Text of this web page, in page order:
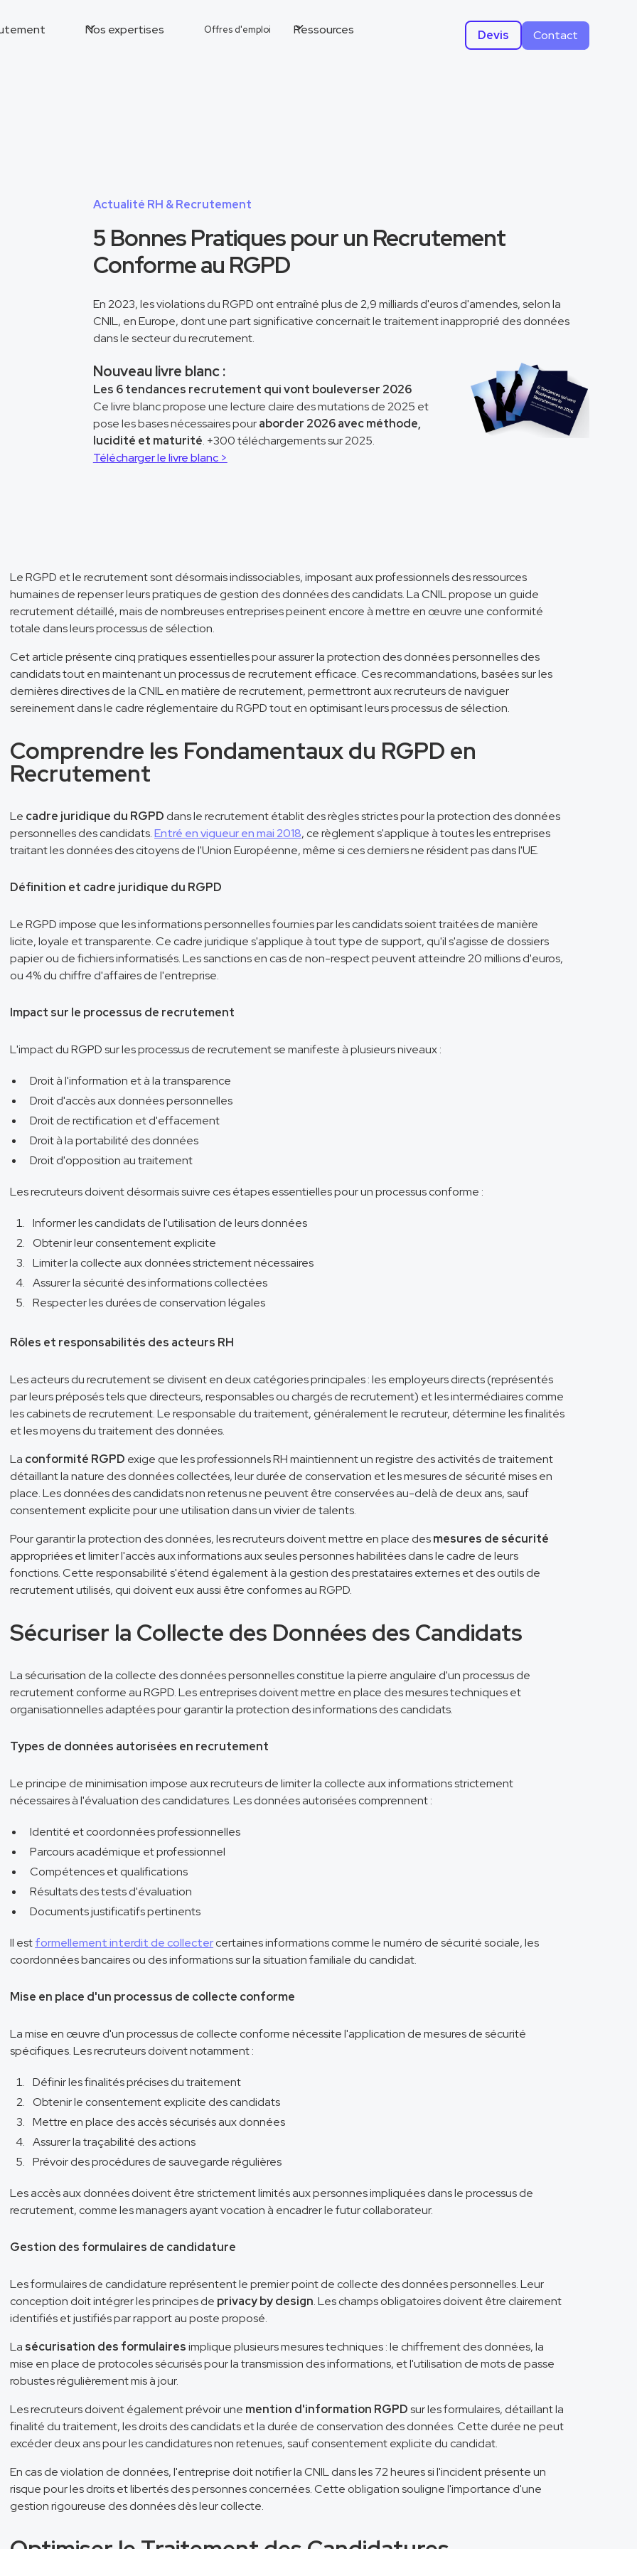
Nos expertises Offres d'emploi Ressources Devis Contact
Actualité RH & Recrutement
5 Bonnes Pratiques pour un Recrutement
Conforme au RGPD
En 2023, les violations du RGPD ont entraîné plus de 2,9 milliards d'euros d'amendes, selon la
CNIL, en Europe, dont une part significative concernait le traitement inapproprié des données
dans le secteur du recrutement.
Nouveau livre blanc :
Les 6 tendances recrutement qui vont bouleverser 2026
Ce livre blanc propose une lecture claire des mutations de 2025 et
pose les bases nécessaires pouraborder 2026 avec méthode,
lucidité et maturité. +300 téléchargements sur 2025.
Télécharger le livre blanc >
Le RGPD et le recrutement sont désormais indissociables, imposant aux professionnels des ressources
humaines de repenser leurs pratiques de gestion des données des candidats. La CNIL propose un guide
recrutement détaillé, mais de nombreuses entreprises peinent encore à mettre en œuvre une conformité
totale dans leurs processus de sélection.
Cet article présente cinq pratiques essentielles pour assurer la protection des données personnelles des
candidats tout en maintenant un processus de recrutement efficace. Ces recommandations, basées sur les
dernières directives de la CNIL en matière de recrutement, permettront aux recruteurs de naviguer
sereinement dans le cadre réglementaire du RGPD tout en optimisant leurs processus de sélection.
Comprendre les Fondamentaux du RGPD en
Recrutement
Le cadre juridique du RGPD dans le recrutement établit des règles strictes pour la protection des données
personnelles des candidats.Entré en vigueur en mai 2018, ce règlement s'applique à toutes les entreprises
traitant les données des citoyens de l'Union Européenne, même si ces derniers ne résident pas dans l'UE.
Définition et cadre juridique du RGPD
Le RGPD impose que les informations personnelles fournies par les candidats soient traitées de manière
licite, loyale et transparente. Ce cadre juridique s'applique à tout type de support, qu'il s'agisse de dossiers
papier ou de fichiers informatisés. Les sanctions en cas de non-respect peuvent atteindre 20 millions d'euros,
ou 4% du chiffre d'affaires de l'entreprise.
Impact sur le processus de recrutement
L'impact du RGPD sur les processus de recrutement se manifeste à plusieurs niveaux :
Droit à l'information et à la transparence
Droit d'accès aux données personnelles
Droit de rectification et d'effacement
Droit à la portabilité des données
Droit d'opposition au traitement
Les recruteurs doivent désormais suivre ces étapes essentielles pour un processus conforme :
Informer les candidats de l'utilisation de leurs données
Obtenir leur consentement explicite
Limiter la collecte aux données strictement nécessaires
Assurer la sécurité des informations collectées
Respecter les durées de conservation légales
Rôles et responsabilités des acteurs RH
Les acteurs du recrutement se divisent en deux catégories principales : les employeurs directs (représentés
par leurs préposés tels que directeurs, responsables ou chargés de recrutement) et les intermédiaires comme
les cabinets de recrutement. Le responsable du traitement, généralement le recruteur, détermine les finalités
et les moyens du traitement des données.
La conformité RGPD exige que les professionnels RH maintiennent un registre des activités de traitement
détaillant la nature des données collectées, leur durée de conservation et les mesures de sécurité mises en
place. Les données des candidats non retenus ne peuvent être conservées au-delà de deux ans, sauf
consentement explicite pour une utilisation dans un vivier de talents.
Pour garantir la protection des données, les recruteurs doivent mettre en place desmesures de sécurité
appropriées et limiter l'accès aux informations aux seules personnes habilitées dans le cadre de leurs
fonctions. Cette responsabilité s'étend également à la gestion des prestataires externes et des outils de
recrutement utilisés, qui doivent eux aussi être conformes au RGPD.
Sécuriser la Collecte des Données des Candidats
La sécurisation de la collecte des données personnelles constitue la pierre angulaire d'un processus de
recrutement conforme au RGPD. Les entreprises doivent mettre en place des mesures techniques et
organisationnelles adaptées pour garantir la protection des informations des candidats.
Types de données autorisées en recrutement
Le principe de minimisation impose aux recruteurs de limiter la collecte aux informations strictement
nécessaires à l'évaluation des candidatures. Les données autorisées comprennent :
Identité et coordonnées professionnelles
Parcours académique et professionnel
Compétences et qualifications
Résultats des tests d'évaluation
Documents justificatifs pertinents
Il estformellement interdit de collectercertaines informations comme le numéro de sécurité sociale, les
coordonnées bancaires ou des informations sur la situation familiale du candidat.
Mise en place d'un processus de collecte conforme
La mise en œuvre d'un processus de collecte conforme nécessite l'application de mesures de sécurité
spécifiques. Les recruteurs doivent notamment :
Définir les finalités précises du traitement
Obtenir le consentement explicite des candidats
Mettre en place des accès sécurisés aux données
Assurer la traçabilité des actions
Prévoir des procédures de sauvegarde régulières
Les accès aux données doivent être strictement limités aux personnes impliquées dans le processus de
recrutement, comme les managers ayant vocation à encadrer le futur collaborateur.
Gestion des formulaires de candidature
Les formulaires de candidature représentent le premier point de collecte des données personnelles. Leur
conception doit intégrer les principes de privacy by design. Les champs obligatoires doivent être clairement
identifiés et justifiés par rapport au poste proposé.
La sécurisation des formulairesimplique plusieurs mesures techniques : le chiffrement des données, la
mise en place de protocoles sécurisés pour la transmission des informations, et l'utilisation de mots de passe
robustes régulièrement mis à jour.
Les recruteurs doivent également prévoir une mention d'information RGPDsur les formulaires, détaillant la
finalité du traitement, les droits des candidats et la durée de conservation des données. Cette durée ne peut
excéder deux ans pour les candidatures non retenues, sauf consentement explicite du candidat.
En cas de violation de données, l'entreprise doit notifier la CNIL dans les 72 heures si l'incident présente un
risque pour les droits et libertés des personnes concernées. Cette obligation souligne l'importance d'une
gestion rigoureuse des données dès leur collecte.